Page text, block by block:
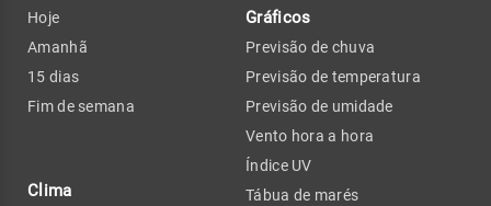
Hoje
Amanhã
15 dias
Fim de semana
Clima
Gráficos
Previsão de chuva
Previsão de temperatura
Previsão de umidade
Vento hora a hora
Índice UV
Tábua de marés